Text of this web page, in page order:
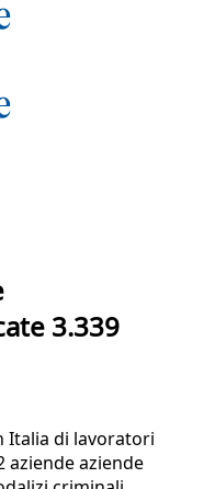
3.339
Italia di lavoratori
aziende